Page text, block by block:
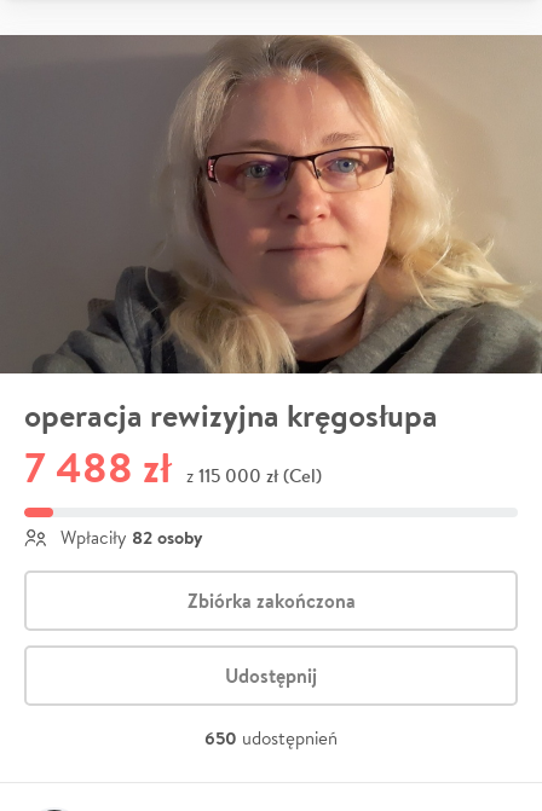
operacja rewizyjna kręgosłupa
7 488 zł z 115 000 zł (Cel)
Wpłaciły 82 osoby
Zbiórka zakończona
Udostępnij
650 udostępnień